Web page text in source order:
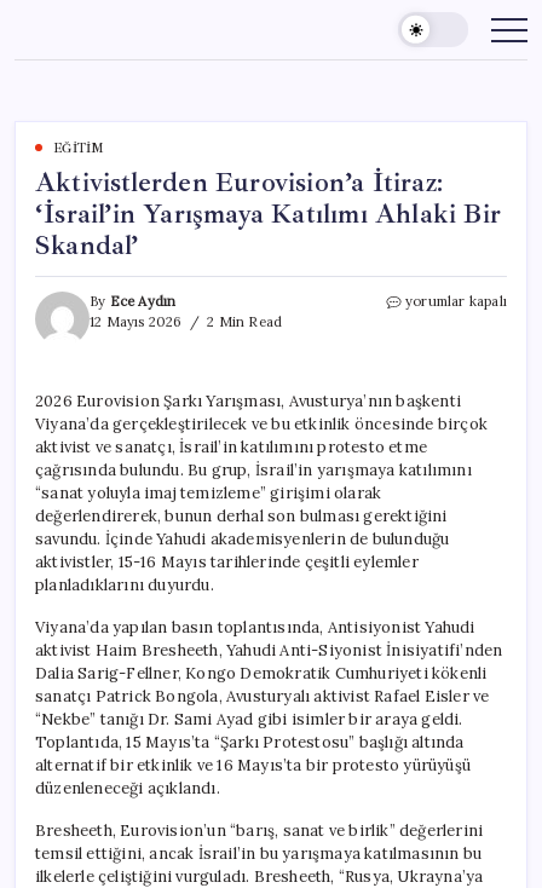
content
EĞITIM
Aktivistlerden Eurovision’a İtiraz:
‘İsrail’in Yarışmaya Katılımı Ahlaki Bir
Skandal’
By Ece Aydın
12 Mayıs 2026
2 Min Read
Aktivistlerden
Katılımı
Ahlaki
Bir
Skandal’
yorumlar kapalı
2026 Eurovision Şarkı Yarışması, Avusturya’nın başkenti
Viyana’da gerçekleştirilecek ve bu etkinlik öncesinde birçok
aktivist ve sanatçı, İsrail’in katılımını protesto etme
çağrısında bulundu. Bu grup, İsrail’in yarışmaya katılımını
“sanat yoluyla imaj temizleme” girişimi olarak
değerlendirerek, bunun derhal son bulması gerektiğini
savundu. İçinde Yahudi akademisyenlerin de bulunduğu
aktivistler, 15-16 Mayıs tarihlerinde çeşitli eylemler
planladıklarını duyurdu.
Viyana’da yapılan basın toplantısında, Antisiyonist Yahudi
aktivist Haim Bresheeth, Yahudi Anti-Siyonist İnisiyatifi’nden
Dalia Sarig-Fellner, Kongo Demokratik Cumhuriyeti kökenli
sanatçı Patrick Bongola, Avusturyalı aktivist Rafael Eisler ve
“Nekbe” tanığı Dr. Sami Ayad gibi isimler bir araya geldi.
Toplantıda, 15 Mayıs’ta “Şarkı Protestosu” başlığı altında
alternatif bir etkinlik ve 16 Mayıs’ta bir protesto yürüyüşü
düzenleneceği açıklandı.
Bresheeth, Eurovision’un “barış, sanat ve birlik” değerlerini
temsil ettiğini, ancak İsrail’in bu yarışmaya katılmasının bu
ilkelerle çeliştiğini vurguladı. Bresheeth, “Rusya, Ukrayna’ya